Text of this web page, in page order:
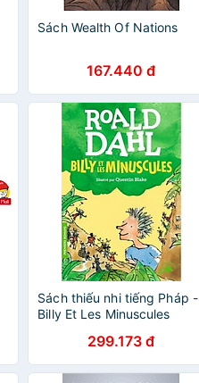
Sách Wealth Of Nations
167.440 đ
Sách thiếu nhi tiếng Pháp -
Billy Et Les Minuscules
299.173 đ